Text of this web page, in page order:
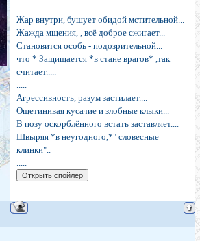
Жар внутри, бушует обидой мстительной...
Жажда мщения, , всё доброе сжигает...
Становится особь - подозрительной...
что * Защищается *в стане врагов* ,так
считает.....
.....
Агрессивность, разум застилает....
Ощетинивая кусачие и злобные клыки...
В позу оскорблённого встать заставляет....
Швыряя *в неугодного,*" словесные
клинки"..
.....